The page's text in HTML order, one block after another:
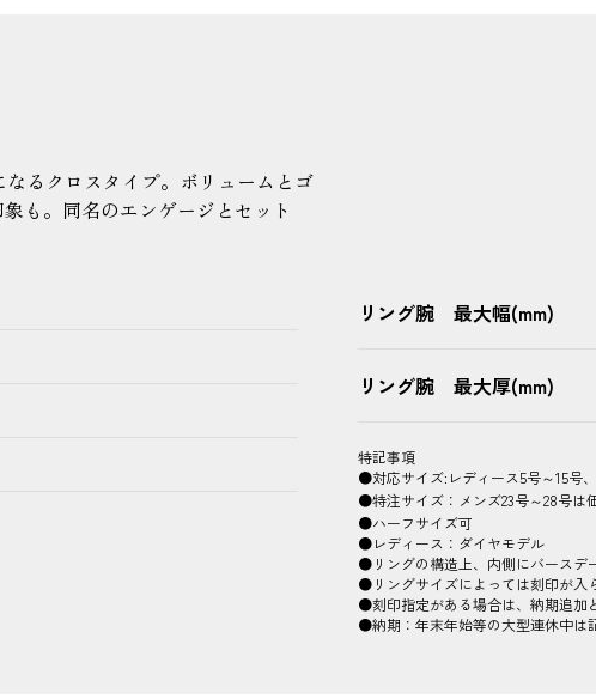
るクロスタイプ。ボリュームとゴ
も。同名のエンゲージとセット
リング腕 最大幅(mm)
リング腕 最大厚(mm)
特記事項
●対応サイズ:レディース5号～15号
●特注サイズ：メンズ23号～28号は
●ハーフサイズ可
●レディース：ダイヤモデル
●リングの構造上、内側にバースデ
●リングサイズによっては刻印が入
●刻印指定がある場合は、納期追加
●納期：年末年始等の大型連休中は